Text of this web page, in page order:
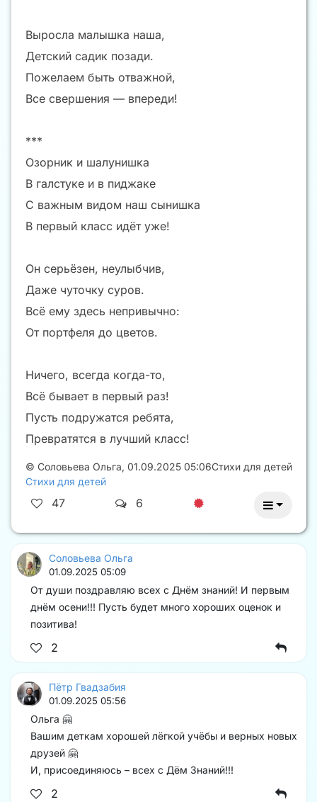
Выросла малышка наша,
Детский садик позади.
Пожелаем быть отважной,
Все свершения — впереди!
***
Озорник и шалунишка
В галстуке и в пиджаке
С важным видом наш сынишка
В первый класс идёт уже!
Он серьёзен, неулыбчив,
Даже чуточку суров.
Всё ему здесь непривычно:
От портфеля до цветов.
Ничего, всегда когда-то,
Всё бывает в первый раз!
Пусть подружатся ребята,
Превратятся в лучший класс!
© Соловьева Ольга, 01.09.2025 05:06
Стихи для детей
Стихи для детей
47 6
Соловьева Ольга
01.09.2025 05:09
От души поздравляю всех с Днём знаний! И первым
днём осени!!! Пусть будет много хороших оценок и
позитива!
2
Пётр Гвадзабия
01.09.2025 05:56
Ольга 🤗
Вашим деткам хорошей лёгкой учёбы и верных новых
друзей 🤗
И, присоединяюсь – всех с Дём Знаний!!!
2